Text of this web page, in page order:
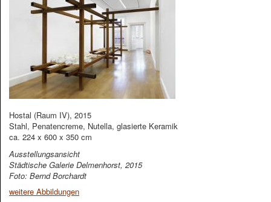
Hostal (Raum IV), 2015
Stahl, Penatencreme, Nutella, glasierte Keramik
ca. 224 x 600 x 350 cm
Ausstellungsansicht
Städtische Galerie Delmenhorst, 2015
Foto: Bernd Borchardt
weitere Abbildungen